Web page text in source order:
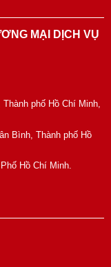
MẠI DỊCH VỤ
phố Hồ Chí Minh,
Bình, Thành phố Hồ
Hồ Chí Minh.